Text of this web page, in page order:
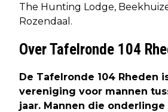
The Hunting Lodge,
Rozendaal.
Over Tafelronde 104
De Tafelronde 104 Rheden
vereniging voor mannen
jaar. Mannen die